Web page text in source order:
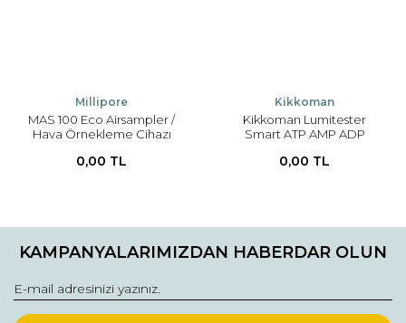
Millipore
MAS 100 Eco Airsampler /
Hava Örnekleme Cihazı
0,00 TL
Kikkoman
Kikkoman Lumitester
Smart ATP AMP ADP
0,00 TL
KAMPANYALARIMIZDAN HABERDAR OLUN